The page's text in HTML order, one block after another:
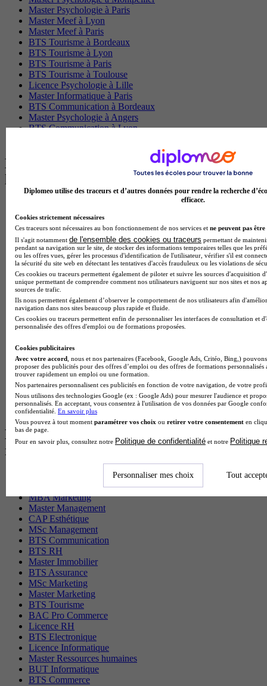
Master Psychologie à Paris
Master Meef à Lyon
Master Meef à Paris
BTS Tourisme à Bordeaux
BTS Tourisme à Lyon
BTS Tourisme à Paris
BTS Tourisme à Toulouse
Licence Psychologie à Lille
Master Informatique à Paris
BTS Communication à Bordeaux
Master Psychologie à Angers
BTS Communication à Lyon
Les intitulés de diplôme par alternance
les plus recherchés
BTS Dietetique en alternance
BTS Mco en alternance
BTS Pi en alternance
BTS Sp3s en alternance
Master CCA en alternance
BTS Ndrc en alternance
BTS Sam en alternance
Cap Fleuriste en alternance
BTS Sio en alternance
MSc Marketing Digital en alternance
BTS Gpme en alternance
BTS Gpn en alternance
BTS Domotique en alternance
BAC Pro Agora en alternance
BTS Sta en alternance
BTS Iris en alternance
BTS Tpl en alternance
BTS Ati en alternance
Les diplômes par filière les plus
recherchés
MBA Marketing
Master Management
CAP Esthétique
MSc Management
BTS Communication
BTS RH
Master Immobilier
BTS Assurance
MSc Marketing
Master Marketing
BTS Tourisme
BAC Pro Commerce
Licence RH
BTS Electronique
Licence Informatique
Master Ressources humaines
BUT Informatique
BTS Commerce
Diplomeo utilise des traceurs et d’autres données pour rendre la recherche
efficace.
Cookies strictement nécessaires
Ces traceurs sont nécessaires au bon fonctionnement de nos services et ne peuvent pas être
Il s'agit notamment de l'ensemble des cookies ou traceurs permettant de
pendant sa navigation sur le site, de stocker des informations temporaires telles que les
ou les offres vues, gérer les processus d'identification de l'utilisateur, vérifier s'il est
la sécurité du site web en détectant les tentatives d'accès frauduleux ou les violations de
Ces cookies ou traceurs permettent également de piloter et suivre les sources d'acquisition
unique permettant de comprendre comment nos utilisateurs naviguent sur nos sites et nos
sources de trafic.
Ils nous permettent également d’observer le comportement de nos utilisateurs afin
navigation dans nos sites beaucoup plus rapide et fluide.
Ces cookies ou traceurs permettent enfin de personnaliser les interfaces de consultation et
personnalisée des offres d'emploi ou de formations proposées.
Cookies publicitaires
Avec votre accord , nous et nos partenaires (Facebook, Google Ads, Critéo, Bing,)
proposer des publicités pour des offres d’emploi ou des offres de formations
trouver rapidement un emploi ou une formation.
Nos partenaires personnalisent ces publicités en fonction de votre navigation, de votre
Nous utilisons des technologies Google (ex : Google Ads) pour mesurer l'audience et
personnalisés. En acceptant, vous consentez à l'utilisation de vos données par Google
confidentialité. En savoir plus
Vous pouvez à tout moment paramétrer vos choix ou retirer votre consentement en
bas de page.
Pour en savoir plus, consultez notre Politique de confidentialité et notre Politique
Personnaliser mes choix Tout